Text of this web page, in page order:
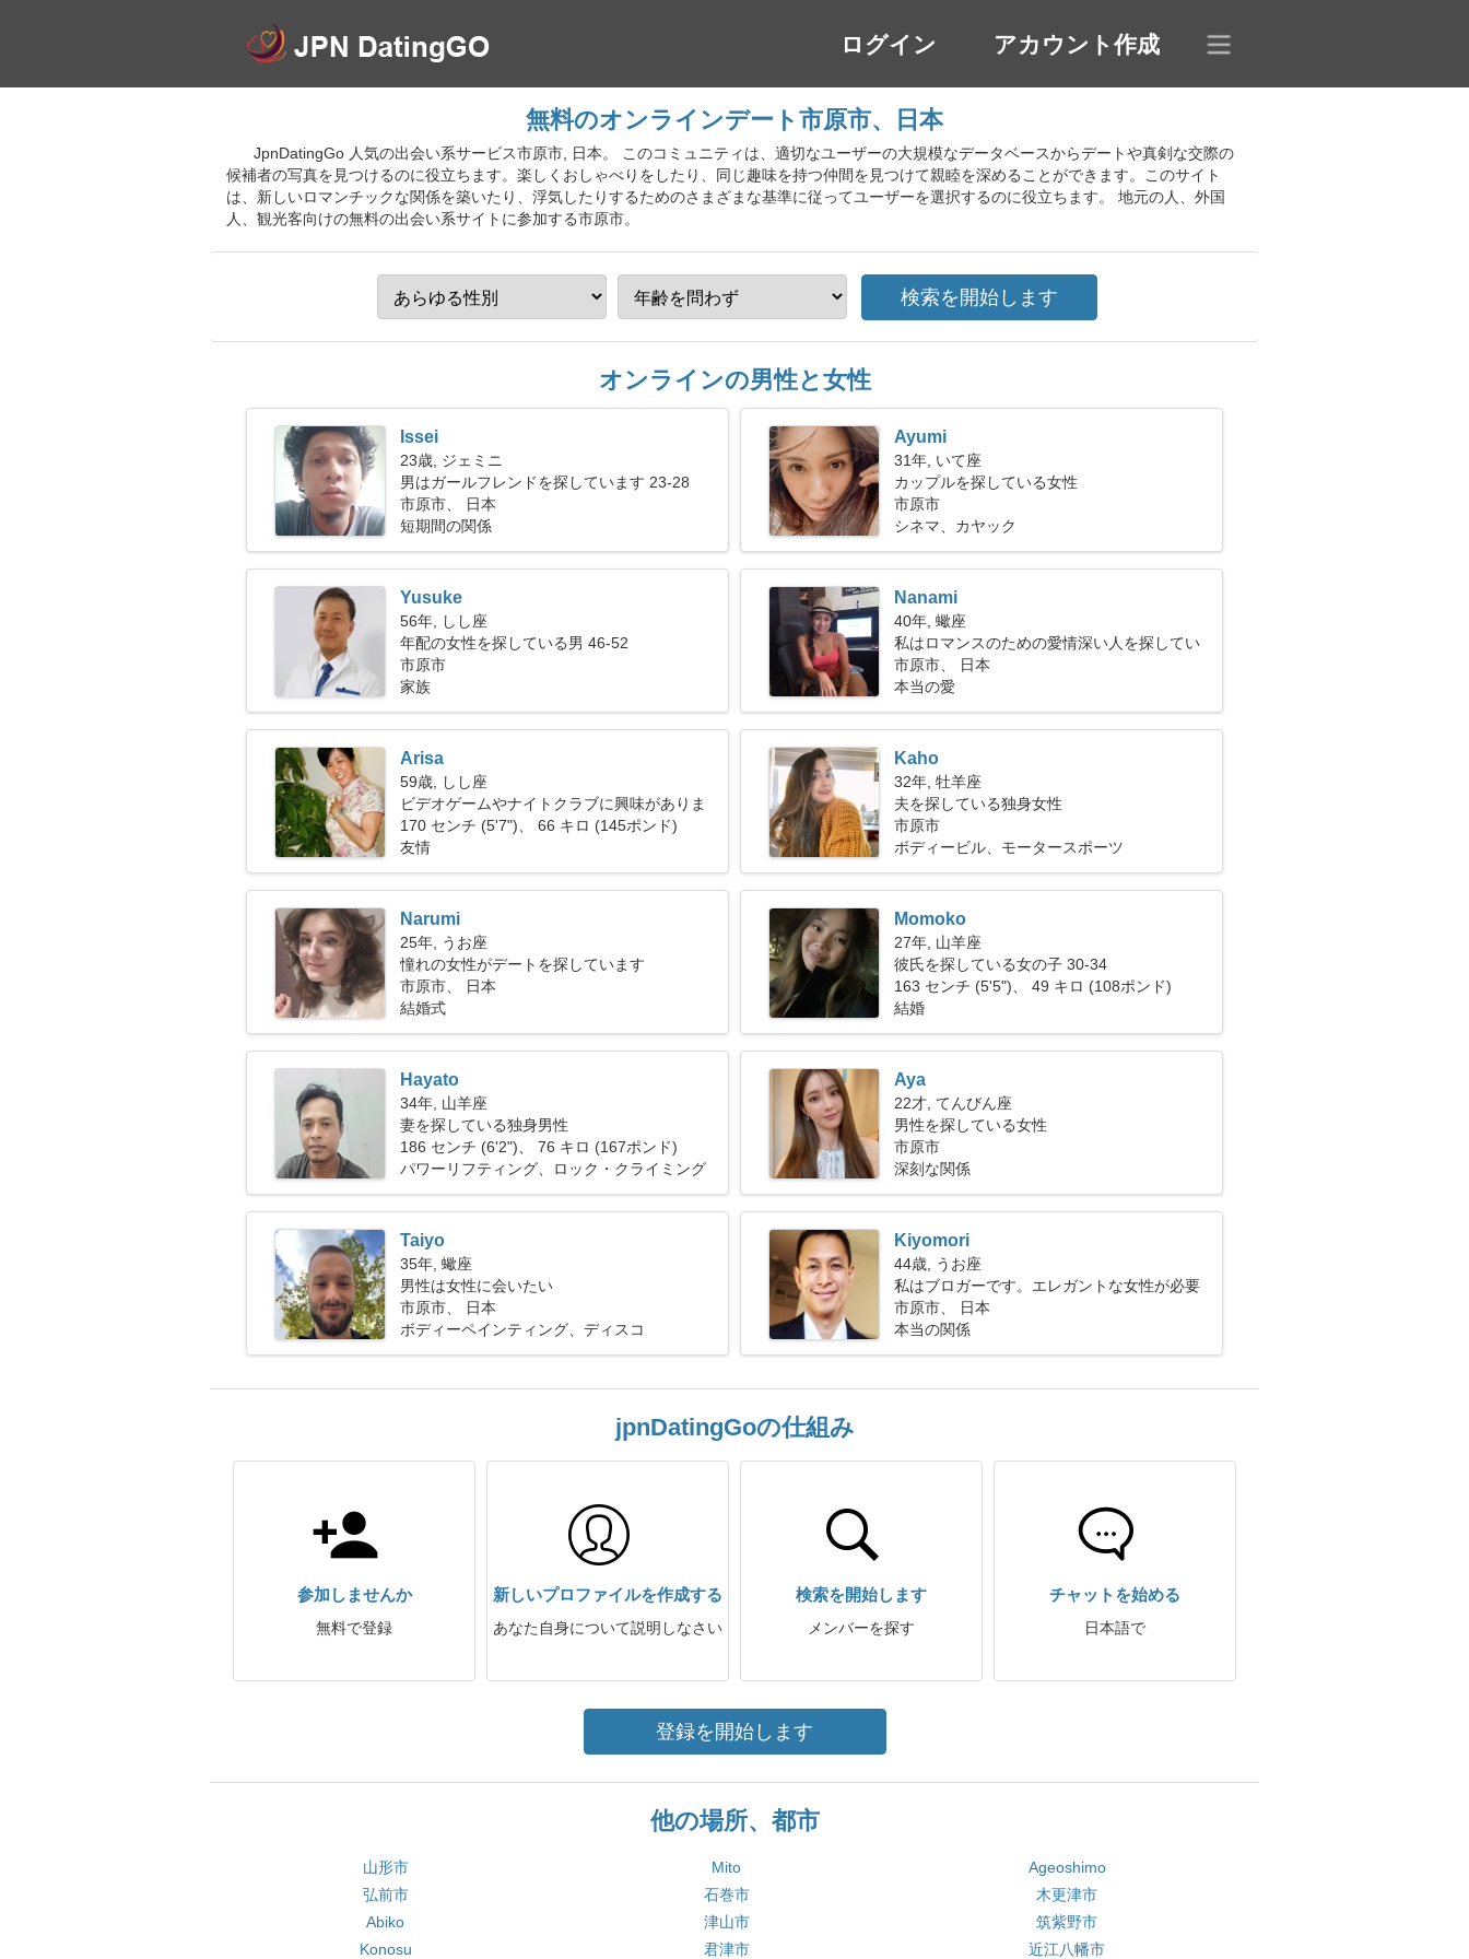
ログイン アカウント作成
無料のオンラインデート市原市、日本
JpnDatingGo 人気の出会い系サービス市原市, 日本。 このコミュニティは、適切なユーザーの大規模なデータベースからデートや真剣な交際の
候補者の写真を見つけるのに役立ちます。楽しくおしゃべりをしたり、同じ趣味を持つ仲間を見つけて親睦を深めることができます。このサイト
は、新しいロマンチックな関係を築いたり、浮気したりするためのさまざまな基準に従ってユーザーを選択するのに役立ちます。 地元の人、外国
人、観光客向けの無料の出会い系サイトに参加する市原市。
オンラインの男性と女性
Issei
23歳, ジェミニ
男はガールフレンドを探しています 23-28
市原市、 日本
短期間の関係
Ayumi
31年, いて座
カップルを探している女性
市原市
シネマ、カヤック
Yusuke
56年, しし座
年配の女性を探している男 46-52
市原市
家族
Nanami
40年, 蠍座
私はロマンスのための愛情深い人を探してい
ます
市原市、 日本
本当の愛
Arisa
59歳, しし座
ビデオゲームやナイトクラブに興味がありま
す
170 センチ (5'7")、 66 キロ (145ポンド)
友情
Kaho
32年, 牡羊座
夫を探している独身女性
市原市
ボディービル、モータースポーツ
Narumi
25年, うお座
憧れの女性がデートを探しています
市原市、 日本
結婚式
Momoko
27年, 山羊座
彼氏を探している女の子 30-34
163 センチ (5'5")、 49 キロ (108ポンド)
結婚
Hayato
34年, 山羊座
妻を探している独身男性
186 センチ (6'2")、 76 キロ (167ポンド)
パワーリフティング、ロック・クライミング
Aya
22才, てんびん座
男性を探している女性
市原市
深刻な関係
Taiyo
35年, 蠍座
男性は女性に会いたい
市原市、 日本
ボディーペインティング、ディスコ
Kiyomori
44歳, うお座
私はブロガーです。エレガントな女性が必要
です
市原市、 日本
本当の関係
jpnDatingGoの仕組み
参加しませんか
無料で登録
新しいプロファイルを作成する
あなた自身について説明しなさい
検索を開始します
メンバーを探す
チャットを始める
日本語で
登録を開始します
他の場所、都市
山形市 Mito
Ageoshimo
弘前市
石巻市
木更津市
Abiko
津山市
筑紫野市
Konosu
君津市 近江八幡市